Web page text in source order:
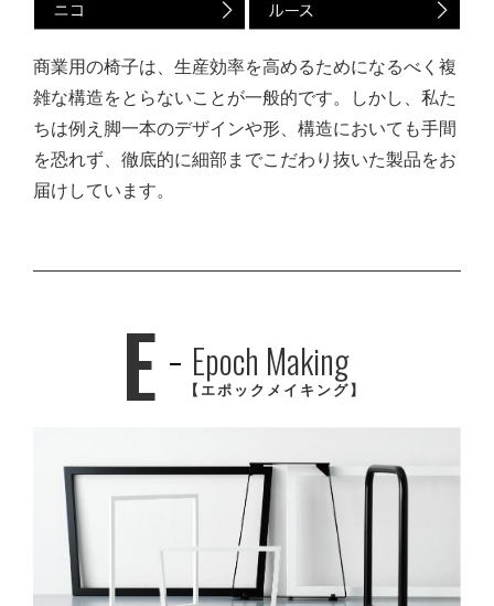
商業用の椅子は、生産効率を高めるためになるべく複
雑な構造をとらないことが一般的です。しかし、私た
ちは例え脚一本のデザインや形、構造においても手間
を恐れず、徹底的に細部までこだわり抜いた製品をお
届けしています。
E Epoch Making
【エポックメイキング】